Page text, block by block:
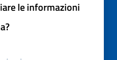
le informazioni